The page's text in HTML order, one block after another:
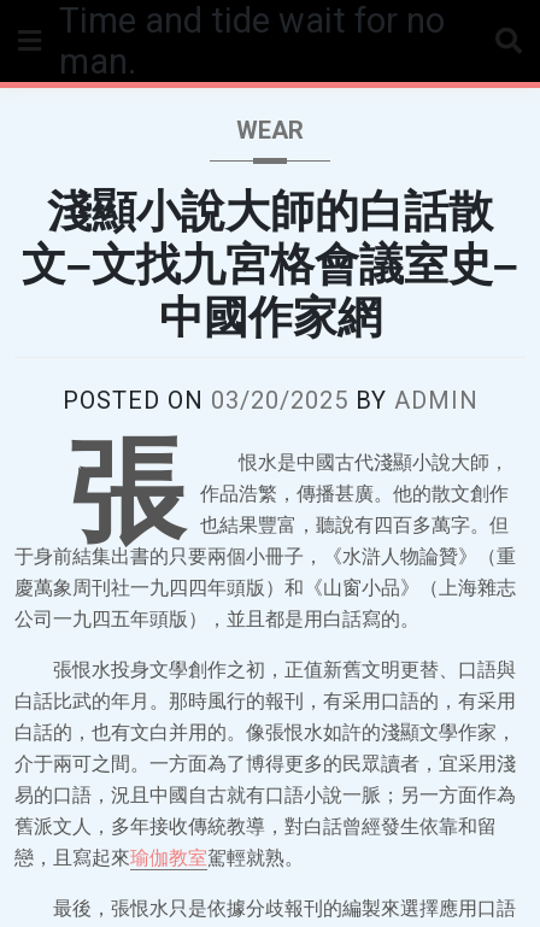
Time and tide wait for no
man.
WEAR
淺顯小說大師的白話散
文–文找九宮格會議室史–
中國作家網
POSTED ON 03/20/2025 BY ADMIN
張
恨水是中國古代淺顯小說大師，
作品浩繁，傳播甚廣。他的散文創作
也結果豐富，聽說有四百多萬字。但
于身前結集出書的只要兩個小冊子，《水滸人物論贊》（重
慶萬象周刊社一九四四年頭版）和《山窗小品》（上海雜志
公司一九四五年頭版），並且都是用白話寫的。
張恨水投身文學創作之初，正值新舊文明更替、口語與
白話比武的年月。那時風行的報刊，有采用口語的，有采用
白話的，也有文白并用的。像張恨水如許的淺顯文學作家，
介于兩可之間。一方面為了博得更多的民眾讀者，宜采用淺
易的口語，況且中國自古就有口語小說一脈；另一方面作為
舊派文人，多年接收傳統教導，對白話曾經發生依靠和留
戀，且寫起來瑜伽教室駕輕就熟。
最後，張恨水只是依據分歧報刊的編製來選擇應用口語